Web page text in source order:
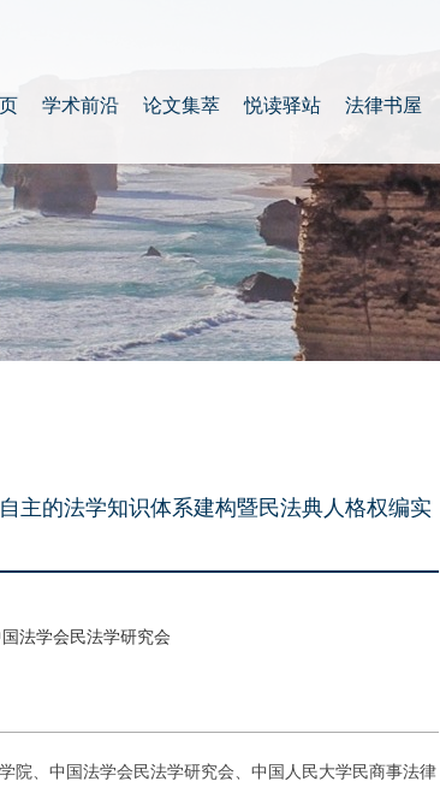
学术前沿 论文集萃 悦读驿站 法律书屋
的法学知识体系建构暨民法典人格权编实
法学会民法学研究会
、中国法学会民法学研究会、中国人民大学民商事法律